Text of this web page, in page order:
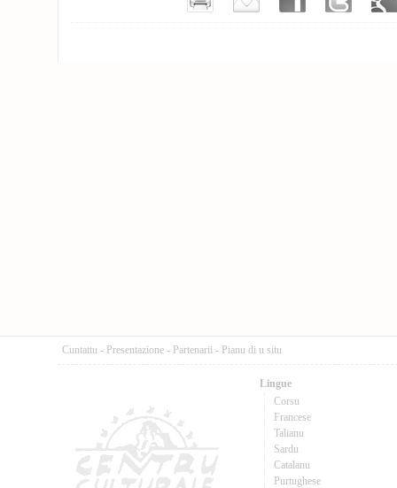
Cuntattu - Presentazione - Partenarii - Pianu di u situ
Lingue
Corsu
Francese
Talianu
Sardu
Catalanu
Purtughese